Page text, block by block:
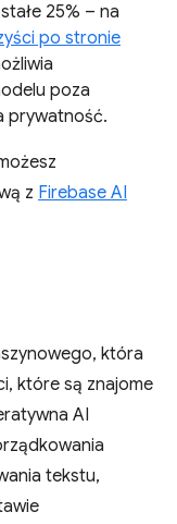
25% – na
po stronie
poza
prywatność.
z Firebase AI
która
które są znajome
AI
tekstu,